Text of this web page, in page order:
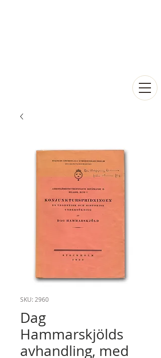
SKU: 2960
Dag
Hammarskjölds
avhandling, med